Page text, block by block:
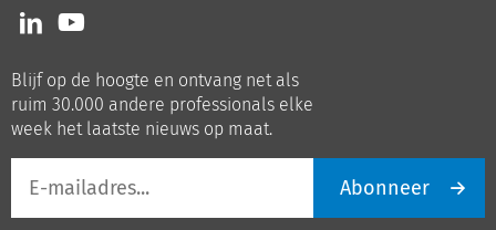
Volg
ons
LinkedIn
Volg
ons
Youtube
Blijf op de hoogte en ontvang net als
ruim 30.000 andere professionals elke
week het laatste nieuws op maat.
mailadres
Abonneer